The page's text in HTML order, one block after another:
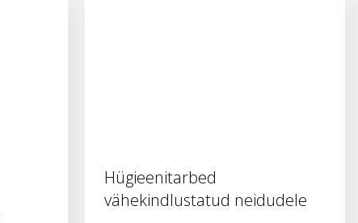
Hügieenitarbed
vähekindlustatud neidudele